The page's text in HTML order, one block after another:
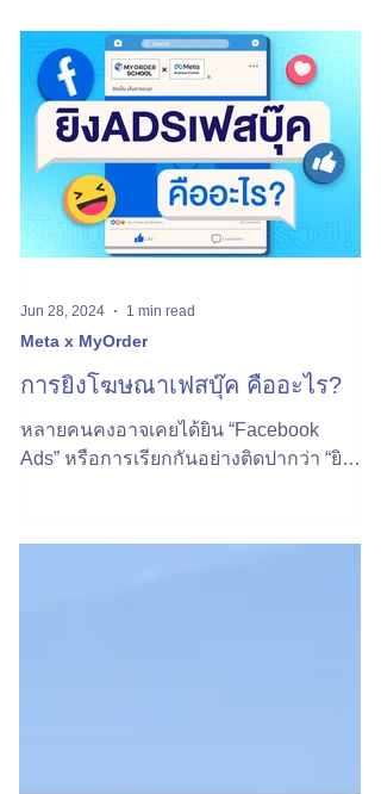
การยิงโฆษณาเฟสบุ๊ค คืออะไร?
หลายคนคงอาจเคยได้ยิน “Facebook
Ads” หรือการเรียกกันอย่างติดปากว่า “ยิง
Meta x MyOrder
Jun 28, 2024 1 min read